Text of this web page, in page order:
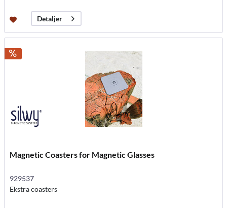
Detaljer
Magnetic Coasters for Magnetic Glasses
929537
Ekstra coasters